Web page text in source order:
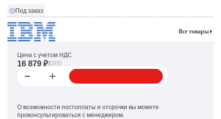
Под заказ
Все товары
Цена с учетом НДС
16 879 ₽$200
О возможности постоплаты и отсрочки вы можете
проконсультироваться с менеджером.